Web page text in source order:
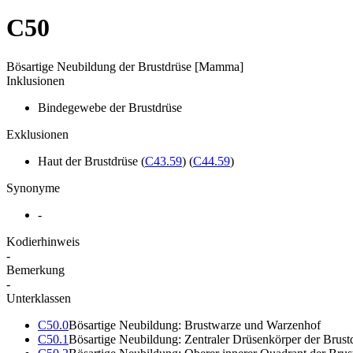
C50
Bösartige Neubildung der Brustdrüse [Mamma]
Inklusionen
Bindegewebe der Brustdrüse
Exklusionen
Haut der Brustdrüse (C43.59) (C44.59)
Synonyme
-
Kodierhinweis
-
Bemerkung
-
Unterklassen
C50.0Bösartige Neubildung: Brustwarze und Warzenhof
C50.1Bösartige Neubildung: Zentraler Drüsenkörper der